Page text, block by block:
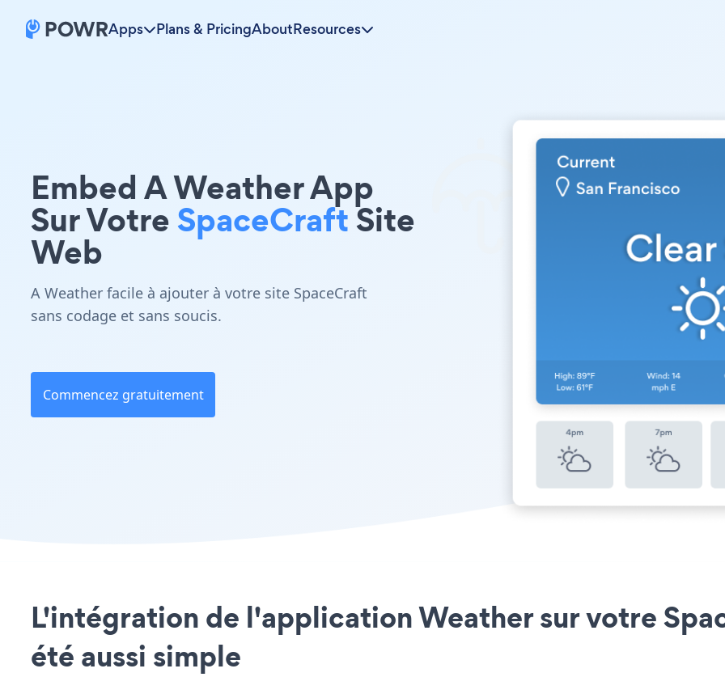
Apps Plans & PricingAboutResources
Embed A Weather App
Sur VotreSpaceCraftSite
Web
A Weather facile à ajouter à votre site SpaceCraft
sans codage et sans soucis.
Commencez gratuitement
L'intégration de l'application Weather sur votre
été aussi simple